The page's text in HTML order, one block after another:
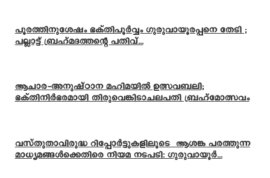
പൂരത്തിനുശേഷം ഭക്തിപൂർവ്വം ഗുരുവായൂരപ്പനെ തേടി ;
പല്ലാട്ട് ബ്രഹ്മദത്തന്റെ പതിവ്...
ആചാര-അനുഷ്ഠാന മഹിമയിൽ ഉത്സവബലി;
ഭക്തിനിർഭരമായി തിരുവെങ്കിടാചലപതി ബ്രഹ്മോത്സവം
വസ്തുതാവിരുദ്ധ റിപ്പോർട്ടുകളിലൂടെ ആശങ്ക പരത്തുന്ന
മാധ്യമങ്ങൾക്കെതിരെ നിയമ നടപടി: ഗുരുവായൂർ...